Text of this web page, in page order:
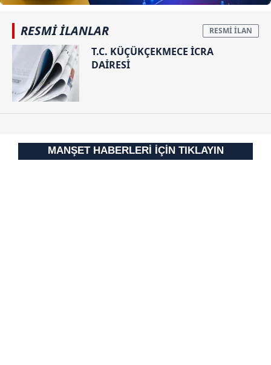
RESMİ İLANLAR
T.C. KÜÇÜKÇEKMECE İCRA
DAİRESİ
MANŞET HABERLERİ İÇİN TIKLAYIN